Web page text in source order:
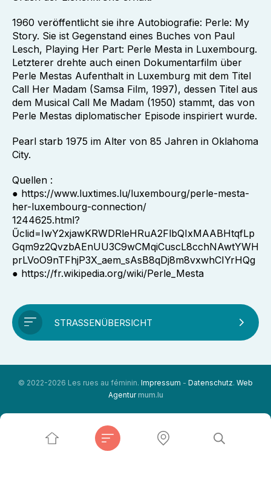
1960 veröffentlicht sie ihre Autobiografie: Perle: My
Story. Sie ist Gegenstand eines Buches von Paul
Lesch, Playing Her Part: Perle Mesta in Luxembourg.
Letzterer drehte auch einen Dokumentarfilm über
Perle Mestas Aufenthalt in Luxemburg mit dem Titel
Call Her Madam (Samsa Film, 1997), dessen Titel aus
dem Musical Call Me Madam (1950) stammt, das von
Perle Mestas diplomatischer Episode inspiriert wurde.
Pearl starb 1975 im Alter von 85 Jahren in Oklahoma
City.
Quellen :
● https://www.luxtimes.lu/luxembourg/perle-mesta-
her-luxembourg-connection/
1244625.html?
Űclid=IwY2xjawKRWDRleHRuA2FlbQIxMAABHtqfLp
Gqm9z2QvzbAEnUU3C9wCMqiCuscL8cchNAwtYWH
prLVoO9nTFhjP3X_aem_sAsB8qDj8m8vxwhCIYrHQg
● https://fr.wikipedia.org/wiki/Perle_Mesta
STRASSENÜBERSICHT
© 2022-2026 Les rues au féminin. Impressum - Datenschutz. Web
Agentur mum.lu